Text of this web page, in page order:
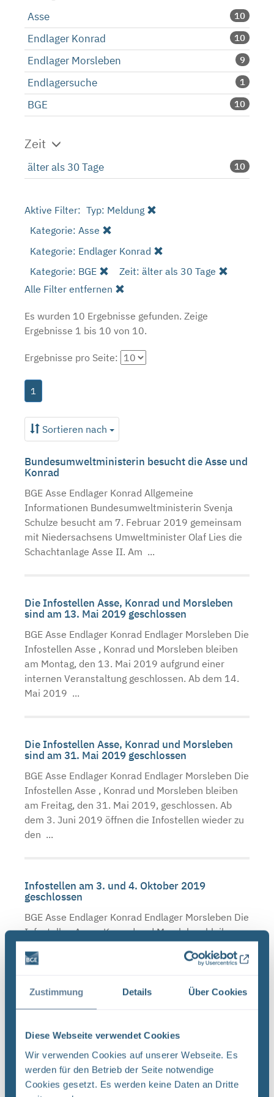
Zustimmung Details Über Cookies
Diese Webseite verwendet Cookies
Wir verwenden Cookies auf unserer Webseite. Es
werden für den Betrieb der Seite notwendige
Cookies gesetzt. Es werden keine Daten an Dritte
Asse 10
Endlager Konrad 10
Endlager Morsleben 9
Endlagersuche 1
BGE 10
Zeit
älter als 30 Tage 10
Aktive Filter: Typ: Meldung
Kategorie: Asse
Kategorie: Endlager Konrad
Kategorie: BGE
Zeit: älter als 30 Tage
Alle Filter entfernen
Es wurden 10 Ergebnisse gefunden. Zeige
Ergebnisse 1 bis 10 von 10.
Ergebnisse pro Seite:
1
Sortieren nach
Bundesumweltministerin besucht die Asse und
Konrad
BGE Asse Endlager Konrad Allgemeine
Informationen Bundesumweltministerin Svenja
Schulze besucht am 7. Februar 2019 gemeinsam
mit Niedersachsens Umweltminister Olaf Lies die
Schachtanlage Asse II. Am ...
Die Infostellen Asse, Konrad und Morsleben
sind am 13. Mai 2019 geschlossen
BGE Asse Endlager Konrad Endlager Morsleben Die
Infostellen Asse , Konrad und Morsleben bleiben
am Montag, den 13. Mai 2019 aufgrund einer
internen Veranstaltung geschlossen. Ab dem 14.
Mai 2019 ...
Die Infostellen Asse, Konrad und Morsleben
sind am 31. Mai 2019 geschlossen
BGE Asse Endlager Konrad Endlager Morsleben Die
Infostellen Asse , Konrad und Morsleben bleiben
am Freitag, den 31. Mai 2019, geschlossen. Ab
dem 3. Juni 2019 öffnen die Infostellen wieder zu
den ...
Infostellen am 3. und 4. Oktober 2019
geschlossen
BGE Asse Endlager Konrad Endlager Morsleben Die
Infostellen Asse , Konrad und Morsleben bleiben
den 4. Oktober 2019, aufgrund des Tags der
geschlossen
BGE Endlager Konrad Endlager Morsleben Asse Die
BGE schließt ab Montag, 16. März 2020, die
Infostellen Asse, Konrad und Morsleben für vier